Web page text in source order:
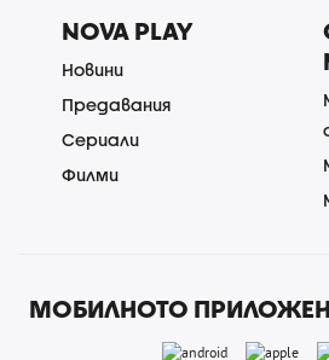
NOVA PLAY
Новини
Предавания
Сериали
Филми
МОБИЛНОТО